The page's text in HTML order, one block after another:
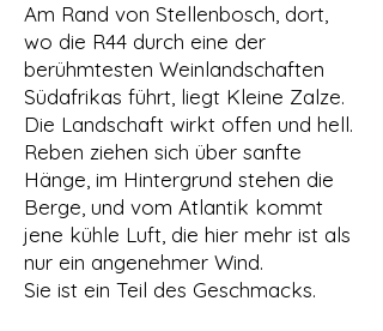
Am Rand von Stellenbosch, dort,
wo die R44 durch eine der
berühmtesten Weinlandschaften
Südafrikas führt, liegt Kleine Zalze.
Die Landschaft wirkt offen und hell.
Reben ziehen sich über sanfte
Hänge, im Hintergrund stehen die
Berge, und vom Atlantik kommt
jene kühle Luft, die hier mehr ist als
nur ein angenehmer Wind.
Sie ist ein Teil des Geschmacks.